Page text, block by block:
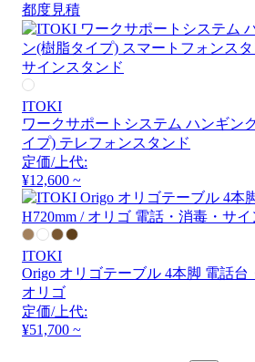
都度見積
ITOKI
ワークサポートシステム ハンギン
イプ) テレフォンスタンド
定価/上代:
¥12,600 ~
ITOKI
Origo オリゴテーブル 4本脚 電話台
オリゴ
定価/上代:
¥51,700 ~